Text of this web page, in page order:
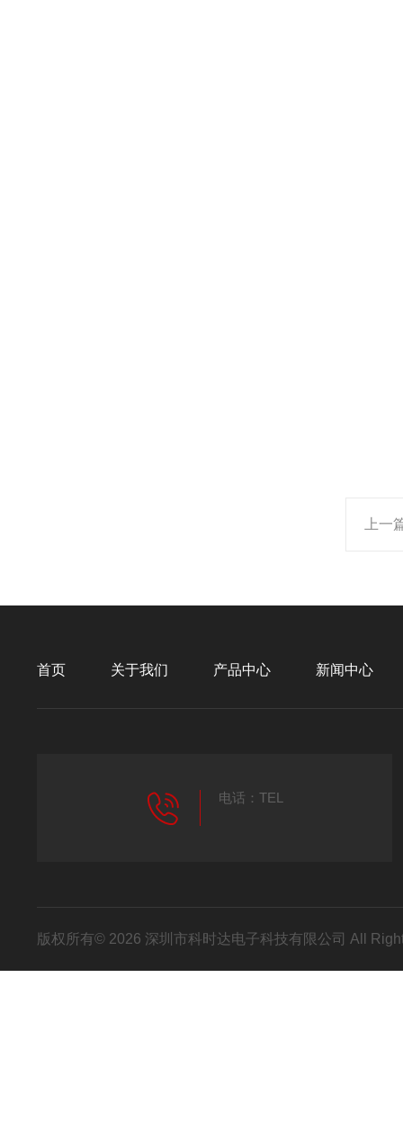
上一
首页 关于我们 产品中心 新闻中心
电话：TEL
版权所有© 2026 深圳市科时达电子科技有限公司 All